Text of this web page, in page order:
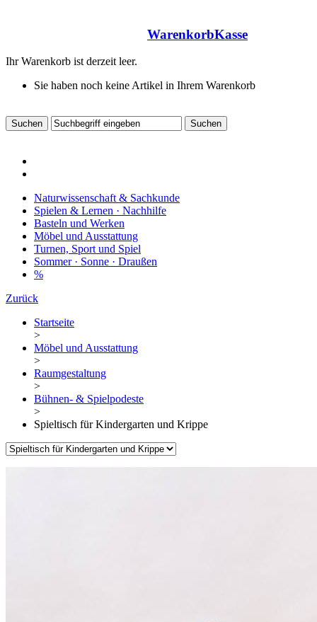
WarenkorbKasse
Ihr Warenkorb ist derzeit leer.
Sie haben noch keine Artikel in Ihrem Warenkorb
Naturwissenschaft & Sachkunde
Spielen & Lernen · Nachhilfe
Basteln und Werken
Möbel und Ausstattung
Turnen, Sport und Spiel
Sommer · Sonne · Draußen
%
Zurück
Startseite
>
Möbel und Ausstattung
>
Raumgestaltung
>
Bühnen- & Spielpodeste
>
Spieltisch für Kindergarten und Krippe